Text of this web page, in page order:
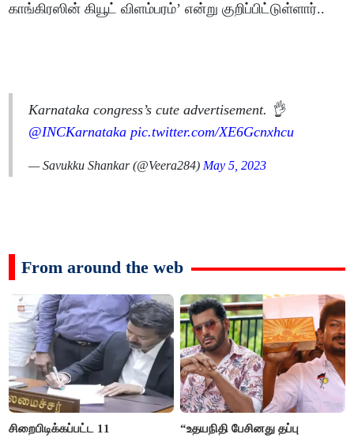
காங்கிரஸின் கியூட் விளம்பரம்’ என்று குறிப்பிட்டுள்ளார்..
Karnataka congress’s cute advertisement. 👌
@INCKarnataka pic.twitter.com/XE6Gcnxhcu
— Savukku Shankar (@Veera284)May 5, 2023
From around the web
சிறைபிடிக்கப்பட்ட 11
“உதயநிதி பேசினது தப்பு